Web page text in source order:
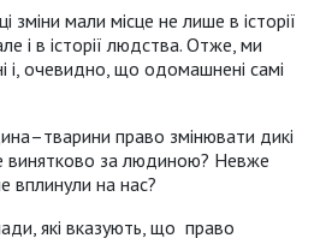
мали місце не лише в історії
і в історії людства. Отже, ми
очевидно, що одомашнені самі
право змінювати дикі
винятково за людиною? Невже
вплинули на нас?
які вказують, що право